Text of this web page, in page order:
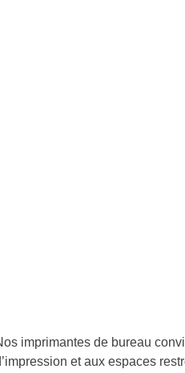
imprimantes de bureau
et aux espaces